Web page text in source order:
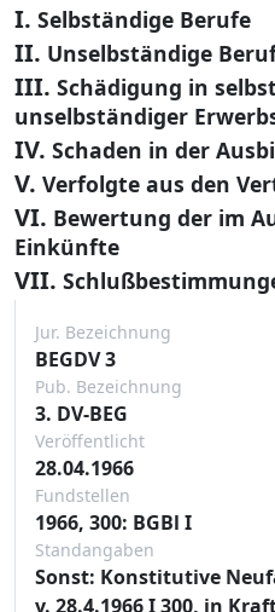
I. Selbständige Berufe
II. Unselbständige
III. Schädigung in
unselbständiger
IV. Schaden in der
V. Verfolgte aus den
VI. Bewertung der im
Einkünfte
VII.
Jur. Bezeichnung
BEGDV 3
Pub. Bezeichnung
3. DV-BEG
Veröffentlicht
28.04.1966
Fundstellen
1966, 300: BGBl I
Standangaben
Sonst: Konstitutive
v. 28.4.1966 I 300, in